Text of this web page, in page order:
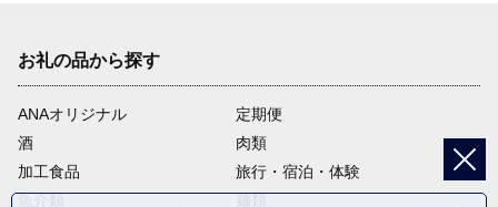
お礼の品から探す
ANAオリジナル
定期便
酒
肉類
加工食品
旅行・宿泊・体験